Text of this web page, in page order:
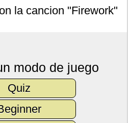
la cancion "Firework"
modo de juego
Quiz